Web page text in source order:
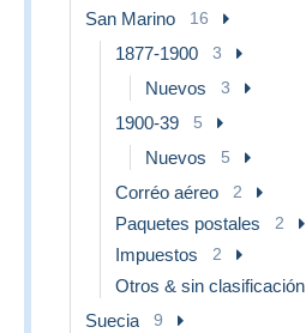
San Marino 16
1877-1900 3
Nuevos 3
1900-39 5
Nuevos 5
Corréo aéreo 2
Paquetes postales 2
Impuestos 2
Otros & sin clasificación
Suecia 9